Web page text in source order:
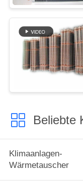
Beliebte
Klimaanlagen-
Wärmetauscher